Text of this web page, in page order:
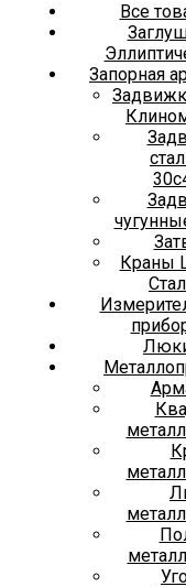
Все
Запорная
Краны